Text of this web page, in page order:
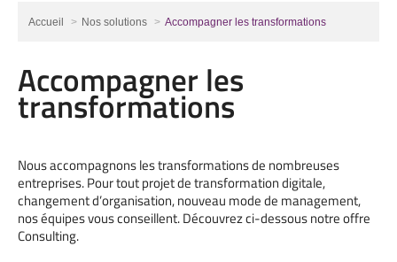
Vous êtes ici :
Accueil Nos solutions Accompagner les transformations
Accompagner les
transformations
Nous accompagnons les transformations de nombreuses
entreprises. Pour tout projet de transformation digitale,
changement d’organisation, nouveau mode de management,
nos équipes vous conseillent. Découvrez ci-dessous notre offre
Consulting.